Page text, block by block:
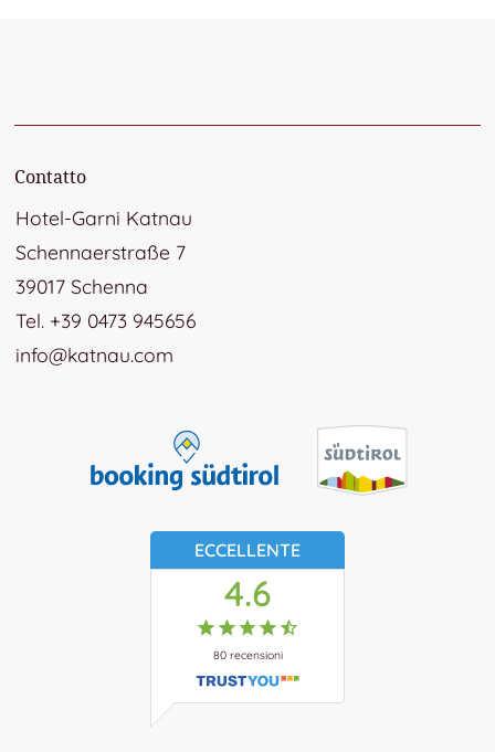
Contatto
Hotel-Garni Katnau
Schennaerstraße 7
39017 Schenna
Tel. +39 0473 945656
info@katnau.com
ECCELLENTE
4.6
80 recensioni